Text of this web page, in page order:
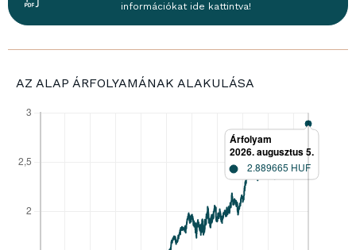
információkat ide kattintva!
AZ ALAP ÁRFOLYAMÁNAK ALAKULÁSA